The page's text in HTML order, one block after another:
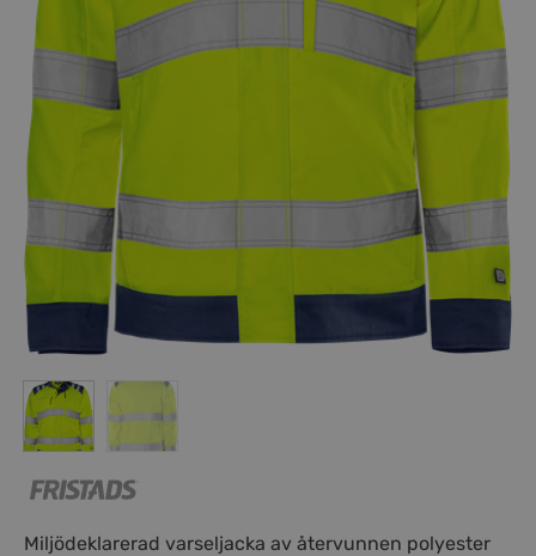
Miljödeklarerad varseljacka av återvunnen polyester